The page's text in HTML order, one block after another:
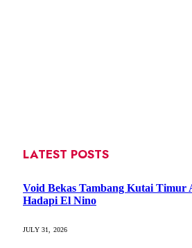
LATEST POSTS
Void Bekas Tambang Kutai
Hadapi El Nino
JULY 31, 2026